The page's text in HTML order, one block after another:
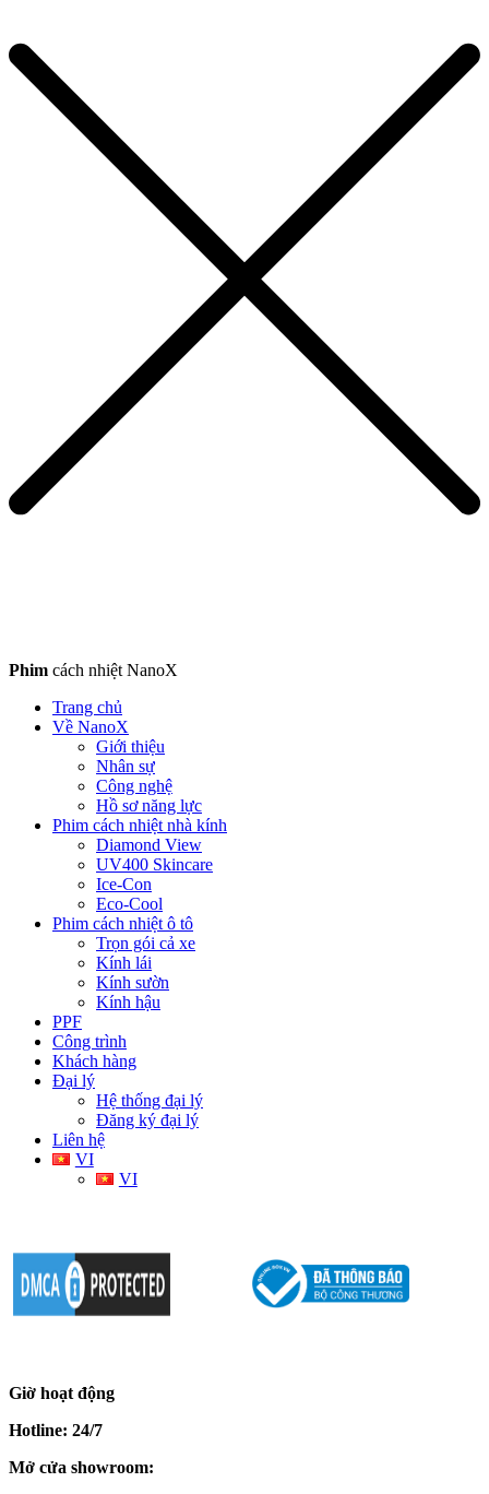
Phim cách nhiệt NanoX
Trang chủ
Về NanoX
Giới thiệu
Nhân sự
Công nghệ
Hồ sơ năng lực
Phim cách nhiệt nhà kính
Diamond View
UV400 Skincare
Ice-Con
Eco-Cool
Phim cách nhiệt ô tô
Trọn gói cả xe
Kính lái
Kính sườn
Kính hậu
PPF
Công trình
Khách hàng
Đại lý
Hệ thống đại lý
Đăng ký đại lý
Liên hệ
VI
VI
Giờ hoạt động
Hotline: 24/7
Mở cửa showroom: